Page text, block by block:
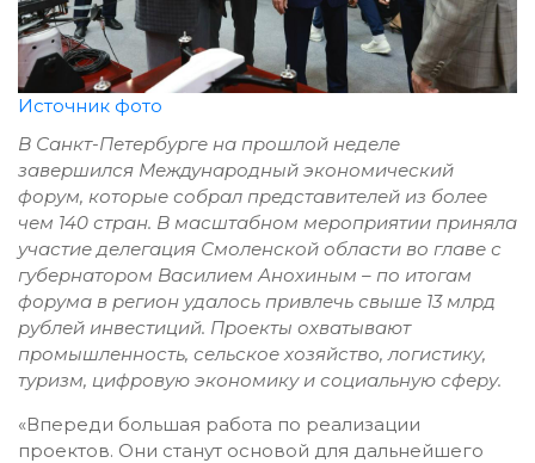
Источник фото
В Санкт-Петербурге на прошлой неделе
завершился Международный экономический
форум, которые собрал представителей из более
чем 140 стран. В масштабном мероприятии приняла
участие делегация Смоленской области во главе с
губернатором Василием Анохиным – по итогам
форума в регион удалось привлечь свыше 13 млрд
рублей инвестиций. Проекты охватывают
промышленность, сельское хозяйство, логистику,
туризм, цифровую экономику и социальную сферу.
«Впереди большая работа по реализации
проектов. Они станут основой для дальнейшего